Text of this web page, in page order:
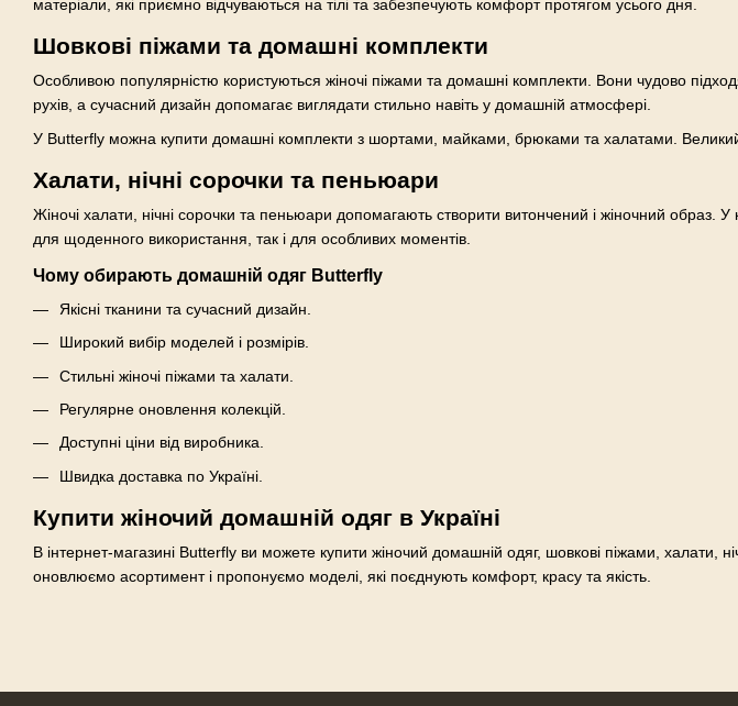
матеріали, які приємно відчуваються на тілі та забезпечують комфорт протягом усього дня.
Шовкові піжами та домашні комплекти
Особливою популярністю користуються жіночі піжами та домашні комплекти. Вони чудово
рухів, а сучасний дизайн допомагає виглядати стильно навіть у домашній атмосфері.
У Butterfly можна купити домашні комплекти з шортами, майками, брюками та халатами. Великий
Халати, нічні сорочки та пеньюари
Жіночі халати, нічні сорочки та пеньюари допомагають створити витончений і жіночний образ.
для щоденного використання, так і для особливих моментів.
Чому обирають домашній одяг Butterfly
Якісні тканини та сучасний дизайн.
Широкий вибір моделей і розмірів.
Стильні жіночі піжами та халати.
Регулярне оновлення колекцій.
Доступні ціни від виробника.
Швидка доставка по Україні.
Купити жіночий домашній одяг в Україні
В інтернет-магазині Butterfly ви можете купити жіночий домашній одяг, шовкові піжами, халати,
оновлюємо асортимент і пропонуємо моделі, які поєднують комфорт, красу та якість.